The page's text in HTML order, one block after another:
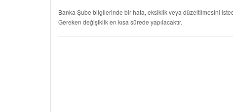
Banka Şube bilgilerinde bir hata, eksiklik veya düzeltilmesini
Gereken değişiklik en kısa sürede yapılacaktır.